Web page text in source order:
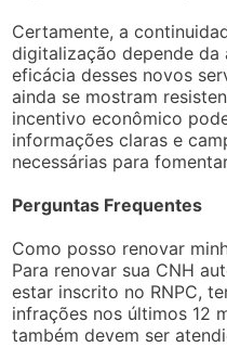
Certamente, a
digitalização depende
eficácia desses novos
ainda se mostram
incentivo econômico
informações claras e
necessárias para
Perguntas Frequentes
Como posso renovar
Para renovar sua CNH
estar inscrito no RNPC,
infrações nos últimos 12
também devem ser